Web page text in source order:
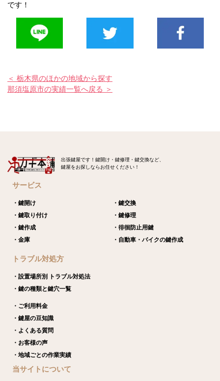
です！
＜ 栃木県のほかの地域から探す
那須塩原市の実績一覧へ戻る ＞
出張鍵屋です！鍵開け・鍵修理・鍵交換など、
鍵屋をお探しならお任せください！
サービス
・鍵開け
・鍵交換
・鍵取り付け
・鍵修理
・鍵作成
・徘徊防止用鍵
・金庫
・自動車・バイクの鍵作成
トラブル対処方
・設置場所別 トラブル対処法
・鍵の種類と鍵穴一覧
・ご利用料金
・鍵屋の豆知識
・よくある質問
・お客様の声
・地域ごとの作業実績
当サイトについて